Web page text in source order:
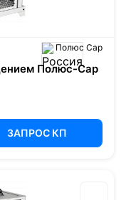
Полюс Сар
Полюс-Сар
ЗАПРОС КП